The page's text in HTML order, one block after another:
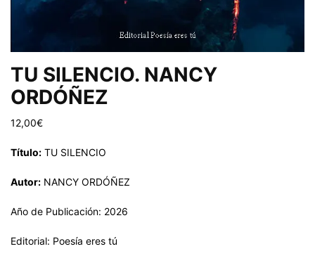
TU SILENCIO. NANCY
ORDÓÑEZ
12,00€
Título: TU SILENCIO
Autor: NANCY ORDÓÑEZ
Año de Publicación: 2026
Editorial: Poesía eres tú